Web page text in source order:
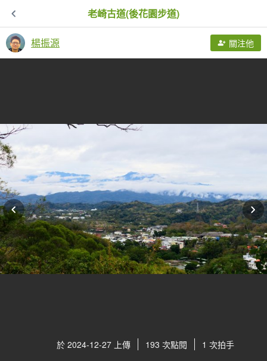
老崎古道(後花園步道)
楊振源 關注他
於 2024-12-27 上傳 193 次點閱 1 次拍手